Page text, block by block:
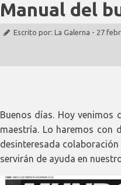
Manual del
Escrito por: La Galerna - 27
Buenos días. Hoy venimos
maestría. Lo haremos con
desinteresada
servirán de ayuda en